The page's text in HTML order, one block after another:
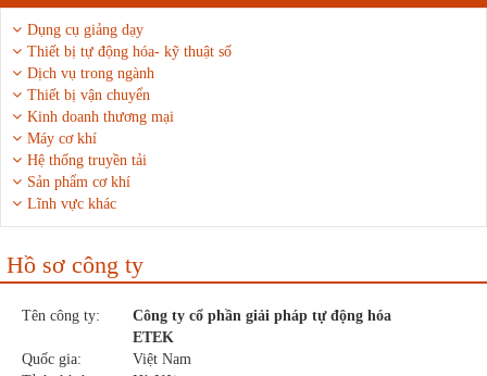
Dụng cụ giảng dạy
Thiết bị tự động hóa- kỹ thuật số
Dịch vụ trong ngành
Thiết bị vận chuyển
Kinh doanh thương mại
Máy cơ khí
Hệ thống truyền tải
Sản phẩm cơ khí
Lĩnh vực khác
Hồ sơ công ty
Tên công ty:
Công ty cổ phần giải pháp tự động hóa
ETEK
Quốc gia:
Việt Nam